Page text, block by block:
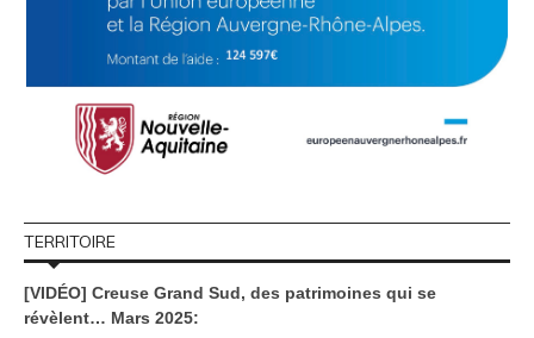
TERRITOIRE
[VIDÉO] Creuse Grand Sud, des patrimoines qui se
révèlent… Mars 2025: